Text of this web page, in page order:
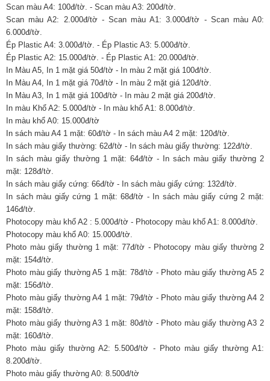
Scan màu A4: 100đ/tờ. - Scan màu A3: 200đ/tờ.
Scan màu A2: 2.000đ/tờ - Scan màu A1: 3.000đ/tờ - Scan màu A0:
6.000đ/tờ.
Ép Plastic A4: 3.000đ/tờ. - Ép Plastic A3: 5.000đ/tờ.
Ép Plastic A2: 15.000đ/tờ. - Ép Plastic A1: 20.000đ/tờ.
In Màu A5, In 1 mặt giá 50đ/tờ - In màu 2 mặt giá 100đ/tờ.
In Màu A4, In 1 mặt giá 70đ/tờ - In màu 2 mặt giá 120đ/tờ.
In Màu A3, In 1 mặt giá 100đ/tờ - In màu 2 mặt giá 200đ/tờ.
In màu Khổ A2: 5.000đ/tờ - In màu khổ A1: 8.000đ/tờ.
In màu khổ A0: 15.000đ/tờ
In sách màu A4 1 mặt: 60đ/tờ - In sách màu A4 2 mặt: 120đ/tờ.
In sách màu giấy thường: 62đ/tờ - In sách màu giấy thường: 122đ/tờ.
In sách màu giấy thường 1 mặt: 64đ/tờ - In sách màu giấy thường 2
mặt: 128đ/tờ.
In sách màu giấy cứng: 66đ/tờ - In sách màu giấy cứng: 132đ/tờ.
In sách màu giấy cứng 1 mặt: 68đ/tờ - In sách màu giấy cứng 2 mặt:
146đ/tờ.
Photocopy màu khổ A2 : 5.000đ/tờ - Photocopy màu khổ A1: 8.000đ/tờ.
Photocopy màu khổ A0: 15.000đ/tờ.
Photo màu giấy thường 1 mặt: 77đ/tờ - Photocopy màu giấy thường 2
mặt: 154đ/tờ.
Photo màu giấy thường A5 1 mặt: 78đ/tờ - Photo màu giấy thường A5 2
mặt: 156đ/tờ.
Photo màu giấy thường A4 1 mặt: 79đ/tờ - Photo màu giấy thường A4 2
mặt: 158đ/tờ.
Photo màu giấy thường A3 1 mặt: 80đ/tờ - Photo màu giấy thường A3 2
mặt: 160đ/tờ.
Photo màu giấy thường A2: 5.500đ/tờ - Photo màu giấy thường A1:
8.200đ/tờ.
Photo màu giấy thường A0: 8.500đ/tờ